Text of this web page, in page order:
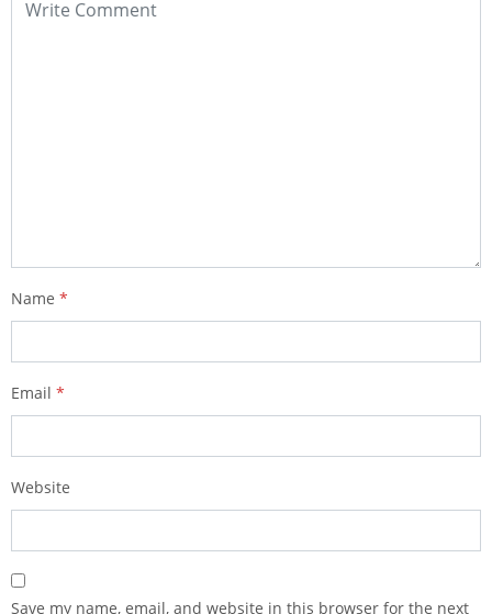
Name *
Email *
Website
Save my name, email, and website in this browser for the next